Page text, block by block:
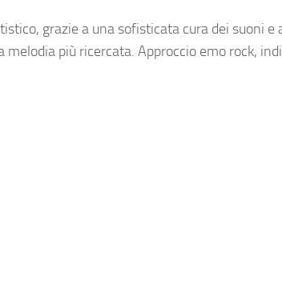
grazie a una sofisticata cura dei suoni e
più ricercata. Approccio emo rock,